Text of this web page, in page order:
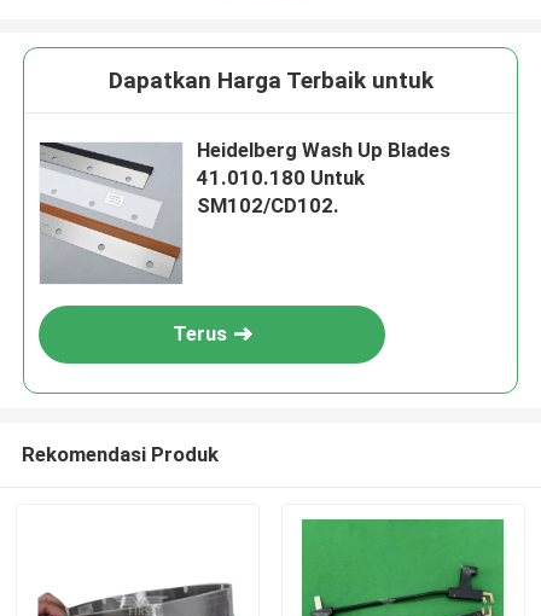
Dapatkan Harga Terbaik untuk
Heidelberg Wash Up Blades
41.010.180 Untuk
SM102/CD102.
Terus
Rekomendasi Produk